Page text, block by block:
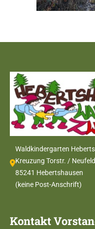
Waldkindergarten
Kreuzung Torstr. /
85241 Hebertshausen
(keine Post-Anschrift)
Kontakt